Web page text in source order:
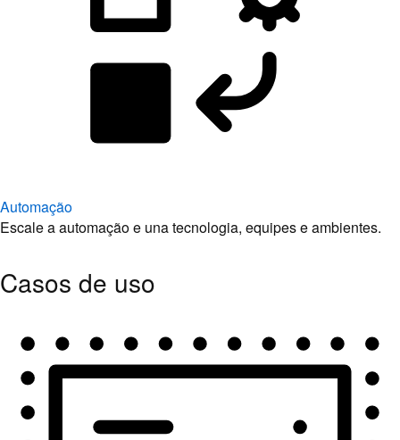
Automação
Escale a automação e una tecnologia, equipes e ambientes.
Casos de uso